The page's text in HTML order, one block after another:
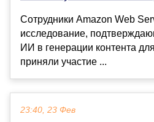
Сотрудники Amazon Web
исследование,
ИИ в генерации контента
приняли участие ...
23:40, 23 Фев